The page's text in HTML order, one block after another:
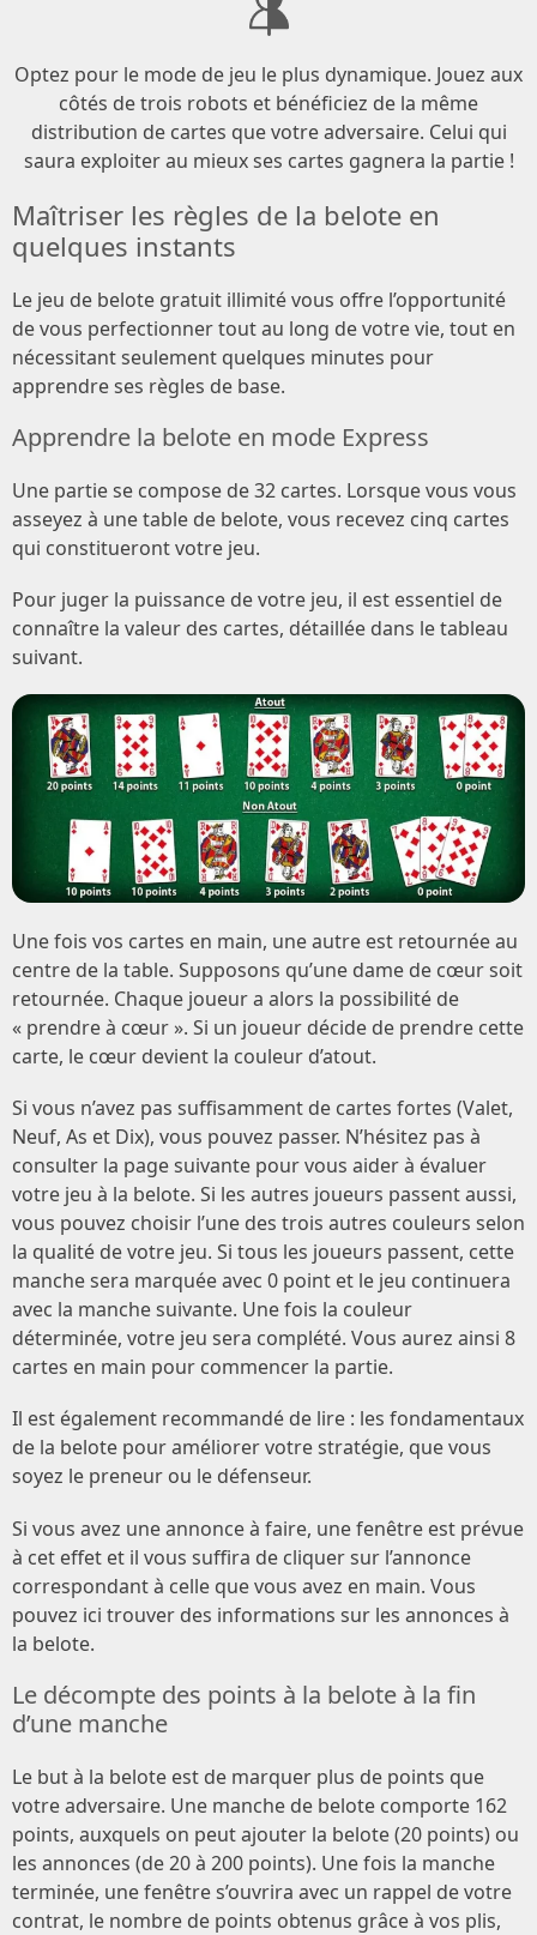
Optez pour le mode de jeu le plus dynamique. Jouez aux
côtés de trois robots et bénéficiez de la même
distribution de cartes que votre adversaire. Celui qui
saura exploiter au mieux ses cartes gagnera la partie !
Maîtriser les règles de la belote en
quelques instants
Le jeu de belote gratuit illimité vous offre l’opportunité
de vous perfectionner tout au long de votre vie, tout en
nécessitant seulement quelques minutes pour
apprendre ses règles de base.
Apprendre la belote en mode Express
Une partie se compose de 32 cartes. Lorsque vous vous
asseyez à une table de belote, vous recevez cinq cartes
qui constitueront votre jeu.
Pour juger la puissance de votre jeu, il est essentiel de
connaître la valeur des cartes, détaillée dans le tableau
suivant.
Une fois vos cartes en main, une autre est retournée au
centre de la table. Supposons qu’une dame de cœur soit
retournée. Chaque joueur a alors la possibilité de
« prendre à cœur ». Si un joueur décide de prendre cette
carte, le cœur devient la couleur d’atout.
Si vous n’avez pas suffisamment de cartes fortes (Valet,
Neuf, As et Dix), vous pouvez passer. N’hésitez pas à
consulter la page suivante pour vous aider à évaluer
votre jeu à la belote. Si les autres joueurs passent aussi,
vous pouvez choisir l’une des trois autres couleurs selon
la qualité de votre jeu. Si tous les joueurs passent, cette
manche sera marquée avec 0 point et le jeu continuera
avec la manche suivante. Une fois la couleur
déterminée, votre jeu sera complété. Vous aurez ainsi 8
cartes en main pour commencer la partie.
Il est également recommandé de lire : les fondamentaux
de la belote pour améliorer votre stratégie, que vous
soyez le preneur ou le défenseur.
Si vous avez une annonce à faire, une fenêtre est prévue
à cet effet et il vous suffira de cliquer sur l’annonce
correspondant à celle que vous avez en main. Vous
pouvez ici trouver des informations sur les annonces à
la belote.
Le décompte des points à la belote à la fin
d’une manche
Le but à la belote est de marquer plus de points que
votre adversaire. Une manche de belote comporte 162
points, auxquels on peut ajouter la belote (20 points) ou
les annonces (de 20 à 200 points). Une fois la manche
terminée, une fenêtre s’ouvrira avec un rappel de votre
contrat, le nombre de points obtenus grâce à vos plis,